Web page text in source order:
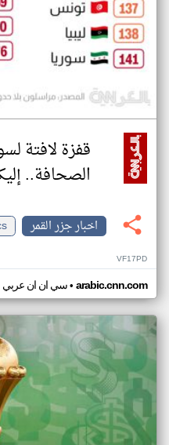
قفزة لافتة
الصحافة..
اخبار جزر القمر
VF17PD
سي ان ان عربي• arabic.cnn.com